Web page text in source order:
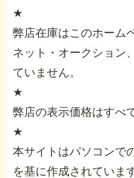
★
弊店在庫はこのホーム
ネット・オークション
ていません。
★
弊店の表示価格はすべ
★
本サイトはパソコンで
を基に作成されていま